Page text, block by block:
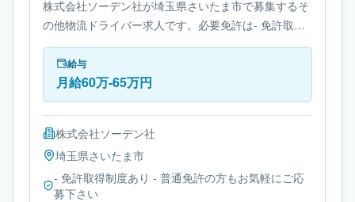
株式会社ソーデン社が埼玉県さいたま市で募集するそ
の他物流ドライバー求人です。必要免許は- 免許取得
制度ありです。
給与
月給60万-65万円
株式会社ソーデン社
埼玉県さいたま市
- 免許取得制度あり - 普通免許の方もお気軽にご応
募下さい